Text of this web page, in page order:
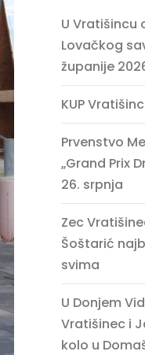
U Vratišincu
Lovačkog
županije
KUP
Prvenstvo
„Grand Prix
26. srpnja
Zec
Šoštarić
svima
U Donjem
Vratišinec i
kolo u